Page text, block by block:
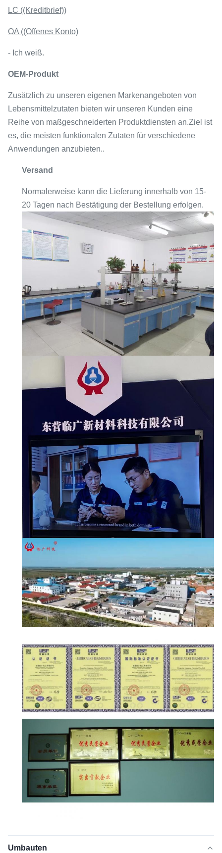
LC ((Kreditbrief))
OA ((Offenes Konto)
- Ich weiß.
OEM-Produkt
Zusätzlich zu unseren eigenen Markenangeboten von
Lebensmittelzutaten bieten wir unseren Kunden eine
Reihe von maßgeschneiderten Produktdiensten an.Ziel ist
es, die meisten funktionalen Zutaten für verschiedene
Anwendungen anzubieten..
Versand
Normalerweise kann die Lieferung innerhalb von 15-
20 Tagen nach Bestätigung der Bestellung erfolgen.
Umbauten